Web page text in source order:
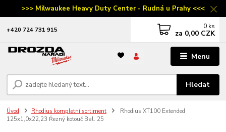
>>> Milwaukee Heavy Duty Center - Rudná u Prahy <<<
Menu
Hledat
‭+420 724 731 915 0 ks
za 0,00 CZK
Úvod Rhodius kompletní sortiment
Rhodius XT100 Extended
125x1,0x22,23 Řezný kotouč Bal. 25